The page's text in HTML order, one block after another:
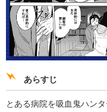
あらすじ
とある病院を吸血鬼ハン